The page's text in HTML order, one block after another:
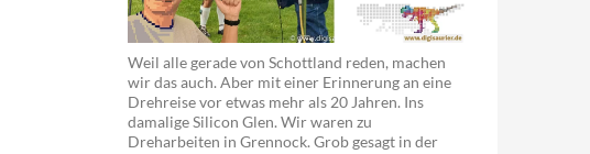
Weil alle gerade von Schottland reden, machen
wir das auch. Aber mit einer Erinnerung an eine
Drehreise vor etwas mehr als 20 Jahren. Ins
damalige Silicon Glen. Wir waren zu
Dreharbeiten in Grennock. Grob gesagt in der